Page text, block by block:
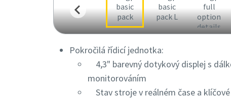
Pokročilá řídicí jednotka:
4,3" barevný dotykový displej s
monitorováním
Stav stroje v reálném čase a